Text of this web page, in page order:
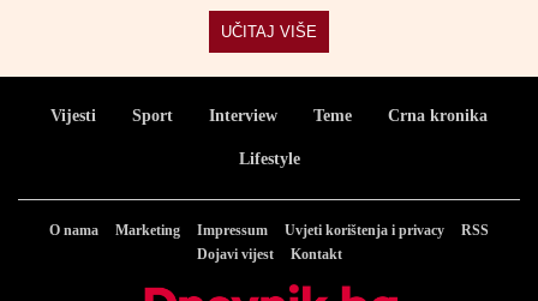
UČITAJ VIŠE
Vijesti Sport Interview Teme Crna kronika
Lifestyle
O nama Marketing Impressum Uvjeti korištenja i privacy
RSS
Dojavi vijest
Kontakt